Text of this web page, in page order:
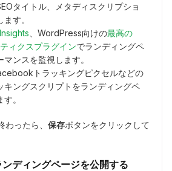
タイトル、メタディスクリプショ
す。
、WordPress向けの最高の
ィクスプラグインでランディングペ
ンスを監視します。
トラッキングピクセルなどの
キングスクリプトをランディングペ
。
ったら、 保存ボタンをクリックして
ディングページを公開する